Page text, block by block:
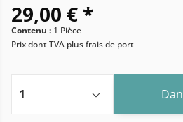
29,00 € *
Contenu : 1 Pièce
Prix dont TVA plus frais de port